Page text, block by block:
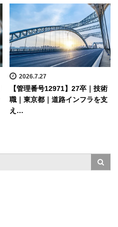
2026.7.27
【管理番号12971】27卒｜技術
職｜東京都｜道路インフラを支
え…